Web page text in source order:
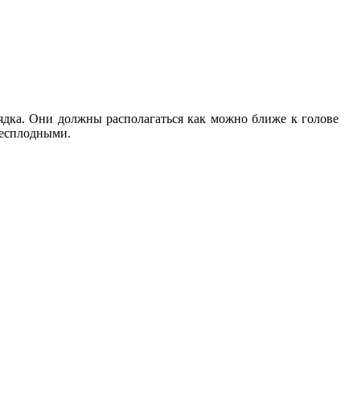
Они должны располагаться как можно ближе к голове